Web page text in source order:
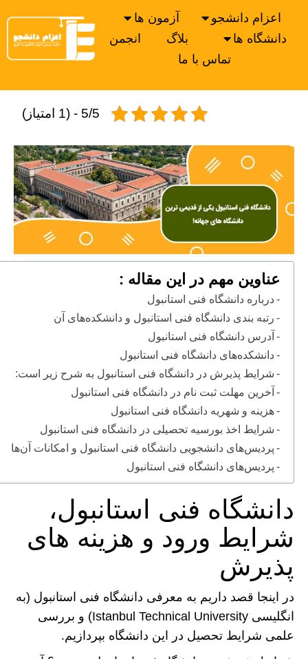
اعزام دانشجو
آزمون ها
دانشگاه ها
بلاگ
انجمن
تماس با ما
5/5 - (1 امتیاز)
عناوین مهم در این مقاله :
درباره دانشگاه فنی استانبول
رتبه‌ بندی دانشگاه فنی استانبول و دانشکده‌های آن
آدرس دانشگاه فنی استانبول
دانشکده‌های دانشگاه فنی استانبول
شرایط پذیرش در دانشگاه فنی استانبول به شرح زیر است:
آخرین مهلت ثبت نام در دانشگاه فنی استانبول
هزینه و شهریه دانشگاه فنی استانبول
شرایط اخذ بورسیه تحصیلی در دانشگاه فنی استانبول
پردیس‌های دانشجویی دانشگاه فنی استانبول و امکانات آن‌ها
پردیس‌های دانشگاه فنی استانبول
دانشگاه فنی استانبول،
شرایط ورود و هزینه های
پذیرش
در اینجا قصد داریم به معرفی دانشگاه فنی استانبول (به
انگلیسی Istanbul Technical University) و بررسی
علمی شرایط تحصیل در این دانشگاه بپردازیم.